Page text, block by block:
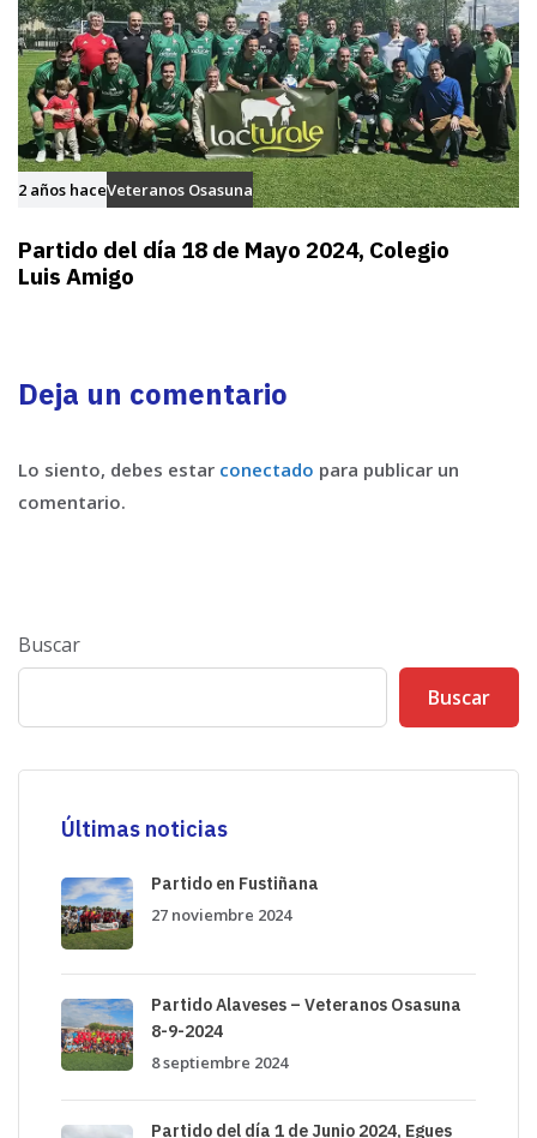
2 años haceVeteranos Osasuna
Partido del día 18 de Mayo 2024, Colegio
Luis Amigo
Deja un comentario
Lo siento, debes estar conectado para publicar un
comentario.
Buscar
Buscar
Últimas noticias
Partido en Fustiñana
27 noviembre 2024
Partido Alaveses – Veteranos Osasuna
8-9-2024
8 septiembre 2024
Partido del día 1 de Junio 2024, Egues